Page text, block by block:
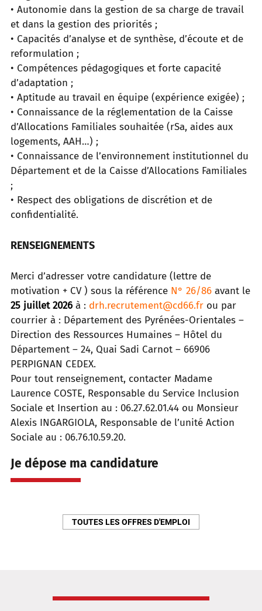
• Autonomie dans la gestion de sa charge de travail
et dans la gestion des priorités ;
• Capacités d’analyse et de synthèse, d’écoute et de
reformulation ;
• Compétences pédagogiques et forte capacité
d’adaptation ;
• Aptitude au travail en équipe (expérience exigée) ;
• Connaissance de la réglementation de la Caisse
d’Allocations Familiales souhaitée (rSa, aides aux
logements, AAH…) ;
• Connaissance de l’environnement institutionnel du
Département et de la Caisse d’Allocations Familiales
;
• Respect des obligations de discrétion et de
confidentialité.
RENSEIGNEMENTS
Merci d’adresser votre candidature (lettre de
motivation + CV ) sous la référence N° 26/86 avant le
25 juillet 2026 à : drh.recrutement@cd66.fr ou par
courrier à : Département des Pyrénées-Orientales –
Direction des Ressources Humaines – Hôtel du
Département – 24, Quai Sadi Carnot – 66906
PERPIGNAN CEDEX.
Pour tout renseignement, contacter Madame
Laurence COSTE, Responsable du Service Inclusion
Sociale et Insertion au : 06.27.62.01.44 ou Monsieur
Alexis INGARGIOLA, Responsable de l’unité Action
Sociale au : 06.76.10.59.20.
Je dépose ma candidature
TOUTES LES OFFRES D'EMPLOI